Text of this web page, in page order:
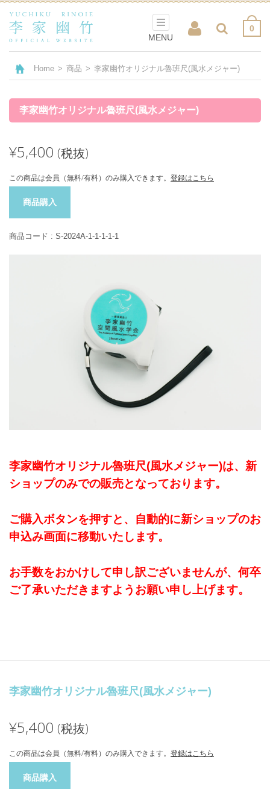
0
MENU
Home > 商品 > 李家幽竹オリジナル魯班尺(風水メジャー)
李家幽竹オリジナル魯班尺(風水メジャー)
¥5,400 (税抜)
この商品は会員（無料/有料）のみ購入できます。 登録はこちら
商品購入
商品コード : S-2024A-1-1-1-1-1
李家幽竹オリジナル魯班尺(風水メジャー)は、新
ショップのみでの販売となっております。
ご購入ボタンを押すと、自動的に新ショップのお
申込み画面に移動いたします。
お手数をおかけして申し訳ございませんが、何卒
ご了承いただきますようお願い申し上げます。
李家幽竹オリジナル魯班尺(風水メジャー)
¥5,400 (税抜)
この商品は会員（無料/有料）のみ購入できます。 登録はこちら
商品購入